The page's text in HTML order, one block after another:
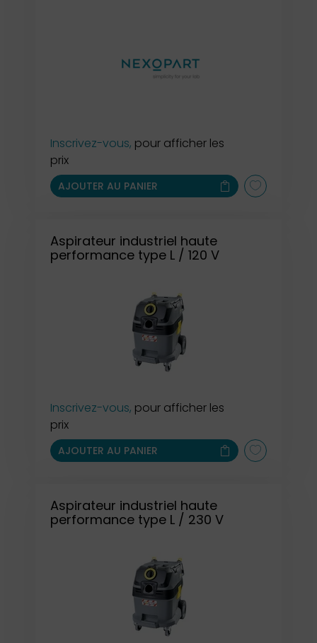
Inscrivez-vous, pour afficher les
prix
AJOUTER AU PANIER
Aspirateur industriel haute
performance type L / 120 V
Inscrivez-vous, pour afficher les
prix
AJOUTER AU PANIER
Aspirateur industriel haute
performance type L / 230 V